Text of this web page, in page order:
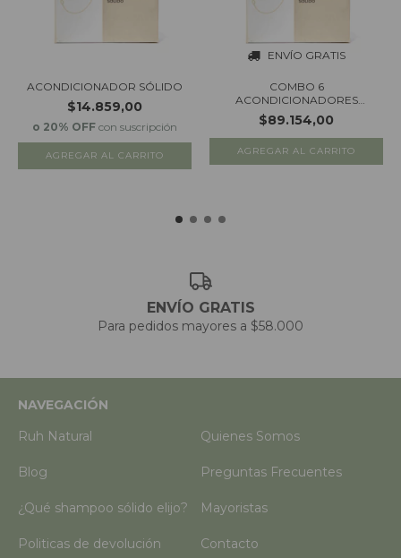
ACONDICIONADOR SÓLIDO
$14.859,00
o 20% OFF con suscripción
AGREGAR AL CARRITO
ENVÍO GRATIS
COMBO 6
ACONDICIONADORES
SOLIDOS (SOFTLY...
$89.154,00
AGREGAR AL CARRITO
ENVÍO GRATIS
Para pedidos mayores a $58.000
NAVEGACIÓN
Ruh Natural
Quienes Somos
Blog Preguntas Frecuentes
¿Qué shampoo sólido elijo? Mayoristas
Politicas de devolución Contacto